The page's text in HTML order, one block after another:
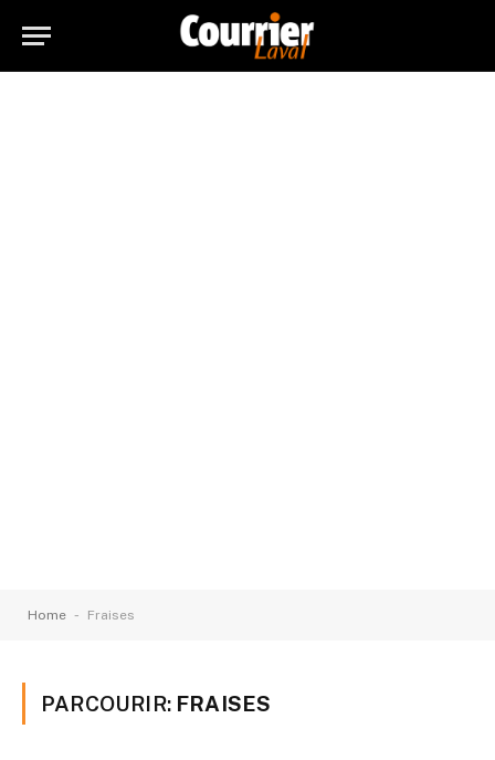
Home - Fraises
PARCOURIR: FRAISES